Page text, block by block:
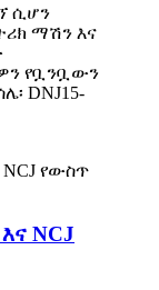
ሲሆን
ማሽን እና
የቧንቧውን
DNJ15-
NCJ